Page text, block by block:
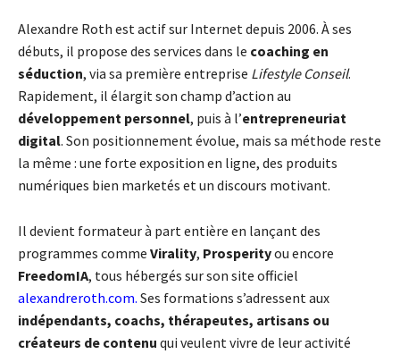
Alexandre Roth est actif sur Internet depuis 2006. À ses
débuts, il propose des services dans le coaching en
séduction, via sa première entreprise Lifestyle Conseil.
Rapidement, il élargit son champ d’action au
développement personnel, puis à l’entrepreneuriat
digital. Son positionnement évolue, mais sa méthode reste
la même : une forte exposition en ligne, des produits
numériques bien marketés et un discours motivant.
Il devient formateur à part entière en lançant des
programmes comme Virality, Prosperityou encore
FreedomIA, tous hébergés sur son site officiel
alexandreroth.com. Ses formations s’adressent aux
indépendants, coachs, thérapeutes, artisans ou
créateurs de contenu qui veulent vivre de leur activité